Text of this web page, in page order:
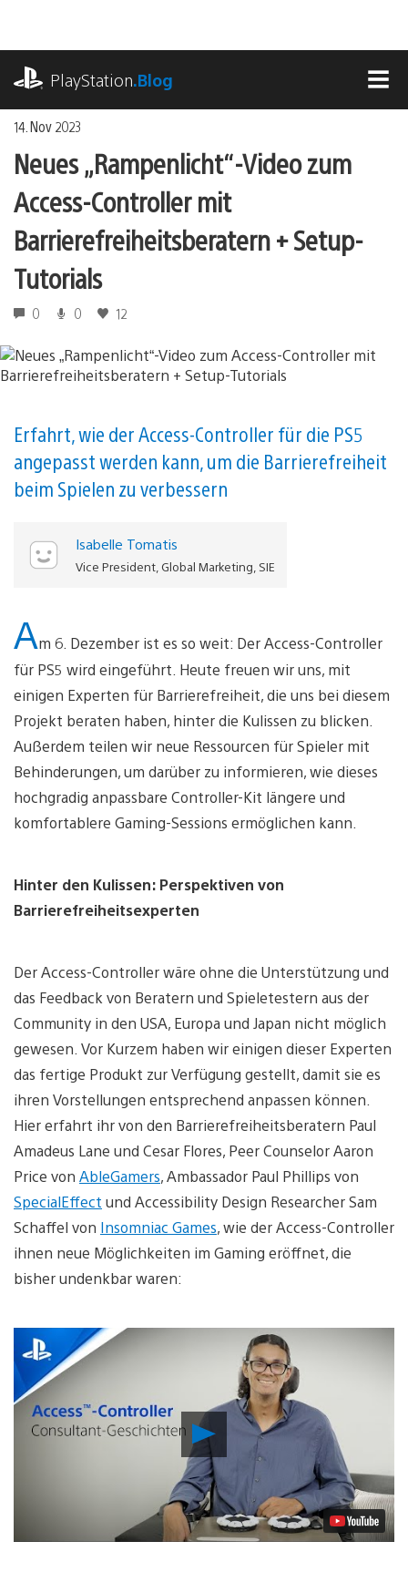
springen
PlayStation.Blog
14. Nov 2023
Neues „Rampenlicht“-Video zum
Access-Controller mit
Barrierefreiheitsberatern + Setup-
Tutorials
0 0 12
Erfahrt, wie der Access-Controller für die PS5
angepasst werden kann, um die Barrierefreiheit
beim Spielen zu verbessern
Isabelle Tomatis
Vice President, Global Marketing, SIE
Am 6. Dezember ist es so weit: Der Access-Controller
für PS5 wird eingeführt. Heute freuen wir uns, mit
einigen Experten für Barrierefreiheit, die uns bei diesem
Projekt beraten haben, hinter die Kulissen zu blicken.
Außerdem teilen wir neue Ressourcen für Spieler mit
Behinderungen, um darüber zu informieren, wie dieses
hochgradig anpassbare Controller-Kit längere und
komfortablere Gaming-Sessions ermöglichen kann.
Hinter den Kulissen: Perspektiven von
Barrierefreiheitsexperten
Der Access-Controller wäre ohne die Unterstützung und
das Feedback von Beratern und Spieletestern aus der
Community in den USA, Europa und Japan nicht möglich
gewesen. Vor Kurzem haben wir einigen dieser Experten
das fertige Produkt zur Verfügung gestellt, damit sie es
ihren Vorstellungen entsprechend anpassen können.
Hier erfahrt ihr von den Barrierefreiheitsberatern Paul
Amadeus Lane und Cesar Flores, Peer Counselor Aaron
Price von AbleGamers, Ambassador Paul Phillips von
SpecialEffect und Accessibility Design Researcher Sam
Schaffel von Insomniac Games, wie der Access-Controller
ihnen neue Möglichkeiten im Gaming eröffnet, die
bisher undenkbar waren:
Video
abspielen